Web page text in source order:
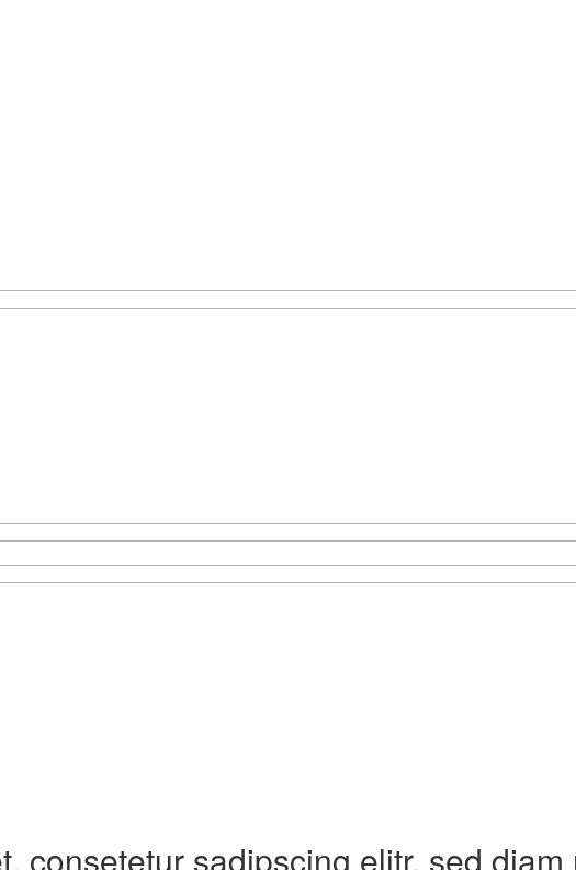
consetetur sadipscing elitr, sed